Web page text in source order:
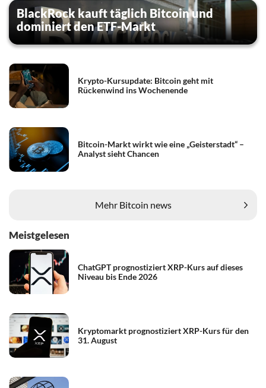
BlackRock kauft täglich Bitcoin und
dominiert den ETF-Markt
Krypto-Kursupdate: Bitcoin geht mit
Rückenwind ins Wochenende
Bitcoin-Markt wirkt wie eine „Geisterstadt“ –
Analyst sieht Chancen
Mehr Bitcoin news
Meistgelesen
ChatGPT prognostiziert XRP-Kurs auf dieses
Niveau bis Ende 2026
Kryptomarkt prognostiziert XRP-Kurs für den
31. August